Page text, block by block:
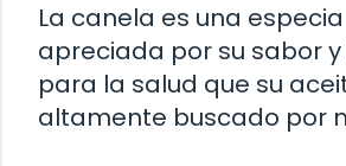
La canela es una
apreciada por su sabor
para la salud que su
altamente buscado por